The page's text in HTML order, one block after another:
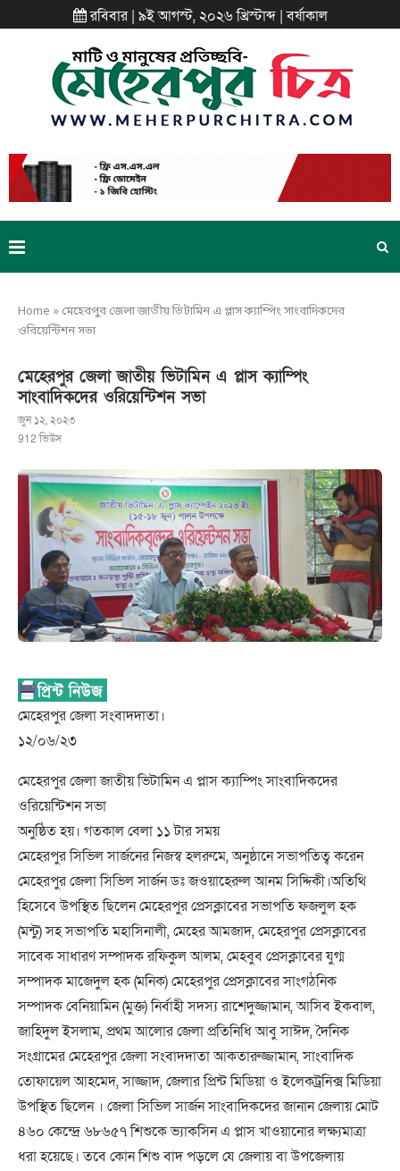
রবিবার | ৯ই আগস্ট, ২০২৬ খ্রিস্টাব্দ | বর্ষাকাল
Home » মেহেরপুর জেলা জাতীয় ভিটামিন এ প্লাস ক্যাম্পিং সাংবাদিকদের
ওরিয়েন্টিশন সভা
মেহেরপুর জেলা জাতীয় ভিটামিন এ প্লাস ক্যাম্পিং
সাংবাদিকদের ওরিয়েন্টিশন সভা
জুন ১২, ২০২৩
912ভিউস
মেহেরপুর জেলা সংবাদদাতা।
১২/০৬/২৩
মেহেরপুর জেলা জাতীয় ভিটামিন এ প্লাস ক্যাম্পিং সাংবাদিকদের
ওরিয়েন্টিশন সভা
অনুষ্ঠিত হয়। গতকাল বেলা ১১ টার সময়
মেহেরপুর সিভিল সার্জনের নিজস্ব হলরুমে, অনুষ্ঠানে সভাপতিত্ব করেন
মেহেরপুর জেলা সিভিল সার্জন ডঃ জওয়াহেরুল আনম সিদ্দিকী।অতিথি
হিসেবে উপস্থিত ছিলেন মেহেরপুর প্রেসক্লাবের সভাপতি ফজলুল হক
(মন্টু) সহ সভাপতি মহাসিনালী, মেহের আমজাদ, মেহেরপুর প্রেসক্লাবের
সাবেক সাধারণ সম্পাদক রফিকুল আলম, মেহবুব প্রেসক্লাবের যুগ্ম
সম্পাদক মাজেদুল হক (মনিক) মেহেরপুর প্রেসক্লাবের সাংগঠনিক
সম্পাদক বেনিয়ামিন (মুক্ত) নির্বাহী সদস্য রাশেদুজ্জামান, আসিব ইকবাল,
জাহিদুল ইসলাম, প্রথম আলোর জেলা প্রতিনিধি আবু সাঈদ, দৈনিক
সংগ্রামের মেহেরপুর জেলা সংবাদদাতা আকতারুজ্জামান, সাংবাদিক
তোফায়েল আহমেদ, সাজ্জাদ, জেলার প্রিন্ট মিডিয়া ও ইলেকট্রনিক্স মিডিয়া
উপস্থিত ছিলেন । জেলা সিভিল সার্জন সাংবাদিকদের জানান জেলায় মোট
৪৬০ কেন্দ্রে ৬৮৬৫৭ শিশুকে ভ্যাকসিন এ প্লাস খাওয়ানোর লক্ষ্যমাত্রা
ধরা হয়েছে। তবে কোন শিশু বাদ পড়লে যে জেলায় বা উপজেলায়